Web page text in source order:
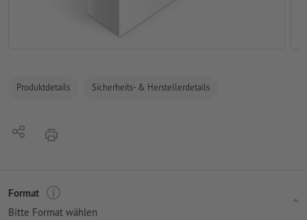
Produktdetails Sicherheits- & Herstellerdetails
Teilen Drucken
Format
Bitte Format wählen